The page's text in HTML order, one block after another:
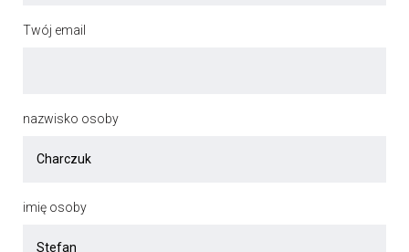
Twój email
nazwisko osoby
imię osoby